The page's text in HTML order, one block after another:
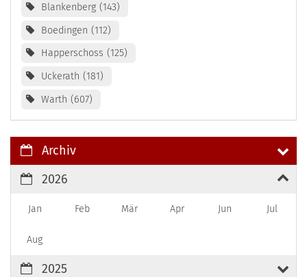
Blankenberg
143
Boedingen
112
Happerschoss
125
Uckerath
181
Warth
607
Archiv
2026
Jan Feb Mär Apr Jun Jul
Aug
2025